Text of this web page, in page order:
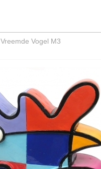
Vreemde Vogel M3